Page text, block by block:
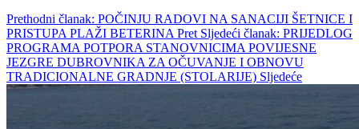
Prethodni članak: POČINJU RADOVI NA SANACIJI ŠETNICE I
PRISTUPA PLAŽI BETERINA Pret Sljedeći članak: PRIJEDLOG
PROGRAMA POTPORA STANOVNICIMA POVIJESNE
JEZGRE DUBROVNIKA ZA OČUVANJE I OBNOVU
TRADICIONALNE GRADNJE (STOLARIJE) Sljedeće